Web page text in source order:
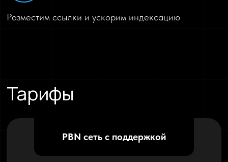
Разместим ссылки и ускорим индексацию
Тарифы
PBN сеть с поддержкой